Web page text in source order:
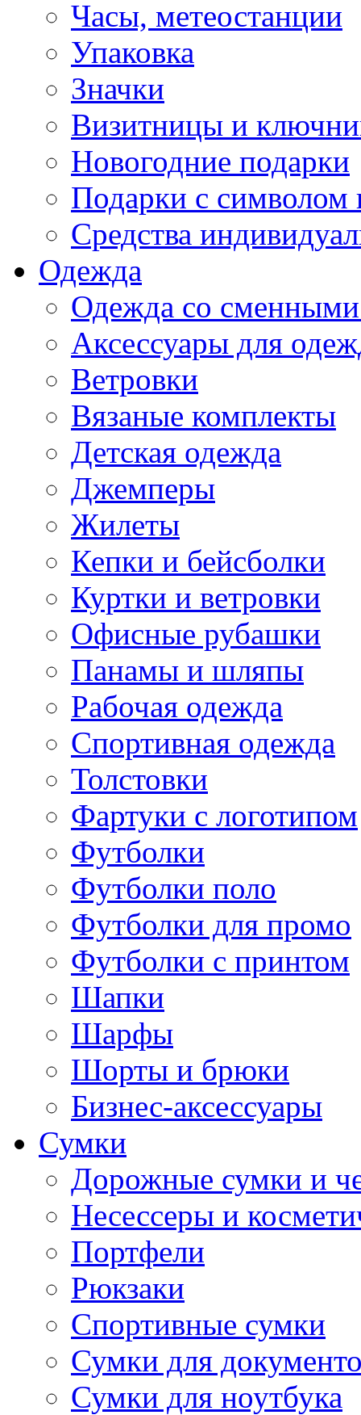
Часы, метеостанции
Упаковка
Значки
Визитницы и
Новогодние подарки
Подарки с символом
Средства
Одежда
Одежда со сменными
Аксессуары для
Ветровки
Вязаные комплекты
Детская одежда
Джемперы
Жилеты
Кепки и бейсболки
Куртки и ветровки
Офисные рубашки
Панамы и шляпы
Рабочая одежда
Спортивная одежда
Толстовки
Фартуки с логотипом
Футболки
Футболки поло
Футболки для промо
Футболки с принтом
Шапки
Шарфы
Шорты и брюки
Бизнес-аксессуары
Сумки
Дорожные сумки и
Несессеры и
Портфели
Рюкзаки
Спортивные сумки
Сумки для
Сумки для ноутбука